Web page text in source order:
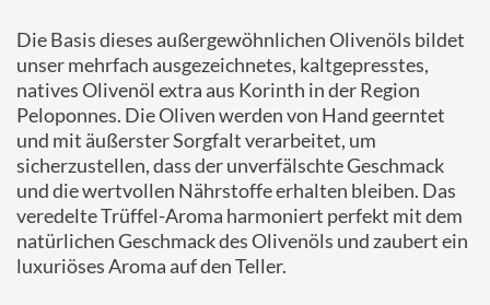
Die Basis dieses außergewöhnlichen Olivenöls bildet
unser mehrfach ausgezeichnetes, kaltgepresstes,
natives Olivenöl extra aus Korinth in der Region
Peloponnes. Die Oliven werden von Hand geerntet
und mit äußerster Sorgfalt verarbeitet, um
sicherzustellen, dass der unverfälschte Geschmack
und die wertvollen Nährstoffe erhalten bleiben. Das
veredelte Trüffel-Aroma harmoniert perfekt mit dem
natürlichen Geschmack des Olivenöls und zaubert ein
luxuriöses Aroma auf den Teller.